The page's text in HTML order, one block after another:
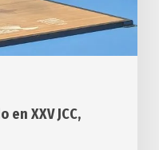
XXV JCC,